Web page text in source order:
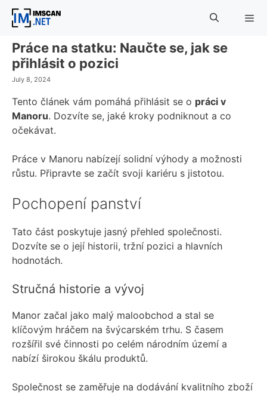
Skip
Práce na statku: Naučte se, jak se
přihlásit o pozici
July 8, 2024
Tento článek vám pomáhá přihlásit se o práci v
Manoru. Dozvíte se, jaké kroky podniknout a co
očekávat.
Práce v Manoru nabízejí solidní výhody a možnosti
růstu. Připravte se začít svoji kariéru s jistotou.
Pochopení panství
Tato část poskytuje jasný přehled společnosti.
Dozvíte se o její historii, tržní pozici a hlavních
hodnotách.
Stručná historie a vývoj
Manor začal jako malý maloobchod a stal se
klíčovým hráčem na švýcarském trhu. S časem
rozšířil své činnosti po celém národním území a
nabízí širokou škálu produktů.
Společnost se zaměřuje na dodávání kvalitního zboží